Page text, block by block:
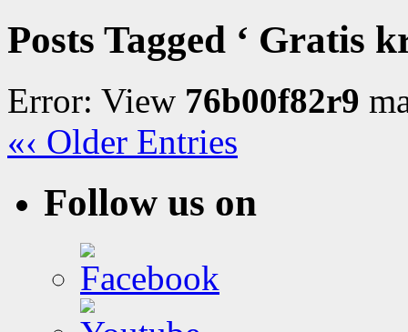
Posts Tagged ‘ Gratis
Error: View 76b00f82r9
«‹ Older Entries
Follow us on